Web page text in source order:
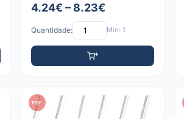
4.24€ – 8.23€
Quantidade: Mín: 1
PDF